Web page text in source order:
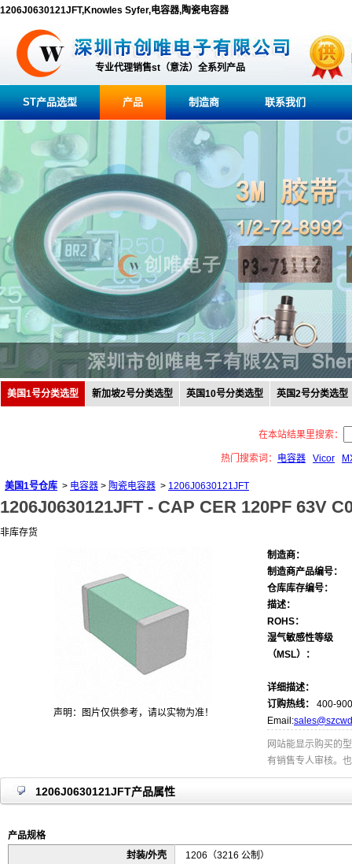
1206J0630121JFT,Knowles Syfer,电容器,陶瓷电容器
专业代理销售st（意法）全系列产品
ST产品选型 产品 制造商 联系我们
美国1号分类选型 新加坡2号分类选型 英国10号分类选型 英国2号分类选型
在本站结果里搜索：
热门搜索词： 电容器 Vicor
美国1号仓库 > 电容器 > 陶瓷电容器 > 1206J0630121JFT
1206J0630121JFT - CAP CER 120PF 63V
非库存货
声明：图片仅供参考，请以实物为准！
制造商：
制造商产品编号：
仓库库存编号：
描述：
ROHS：
湿气敏感性等级
（MSL）：
详细描述：
订购热线：
400-
Email:
网站能显示购买的
有销售专人审核。
1206J0630121JFT产品属性
产品规格
封装/外壳
1206（3216 公制）